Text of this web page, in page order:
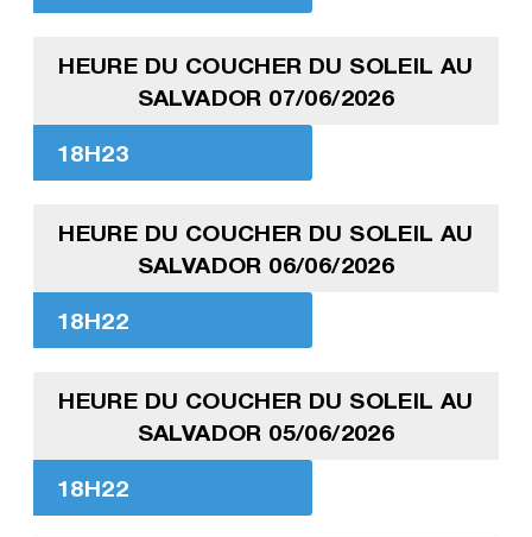
HEURE DU COUCHER DU SOLEIL AU
SALVADOR 07/06/2026
18H23
HEURE DU COUCHER DU SOLEIL AU
SALVADOR 06/06/2026
18H22
HEURE DU COUCHER DU SOLEIL AU
SALVADOR 05/06/2026
18H22